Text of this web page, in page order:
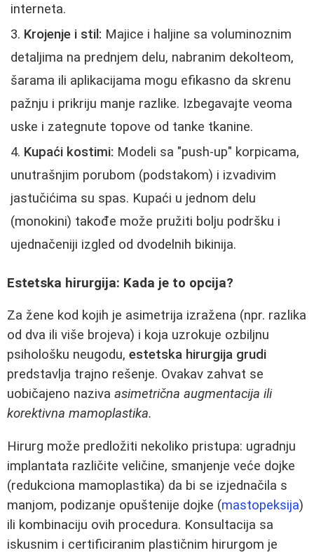
interneta.
Krojenje i stil: Majice i haljine sa voluminoznim
detaljima na prednjem delu, nabranim dekolteom,
šarama ili aplikacijama mogu efikasno da skrenu
pažnju i prikriju manje razlike. Izbegavajte veoma
uske i zategnute topove od tanke tkanine.
Kupaći kostimi: Modeli sa "push-up" korpicama,
unutrašnjim porubom (podstakom) i izvadivim
jastučićima su spas. Kupaći u jednom delu
(monokini) takođe može pružiti bolju podršku i
ujednačeniji izgled od dvodelnih bikinija.
Estetska hirurgija: Kada je to opcija?
Za žene kod kojih je asimetrija izražena (npr. razlika
od dva ili više brojeva) i koja uzrokuje ozbiljnu
psihološku neugodu, estetska hirurgija grudi
predstavlja trajno rešenje. Ovakav zahvat se
uobičajeno naziva asimetrična augmentacija ili
korektivna mamoplastika.
Hirurg može predložiti nekoliko pristupa: ugradnju
implantata različite veličine, smanjenje veće dojke
(redukciona mamoplastika) da bi se izjednačila s
manjom, podizanje opuštenije dojke (mastopeksija)
ili kombinaciju ovih procedura. Konsultacija sa
iskusnim i certificiranim plastičnim hirurgom je